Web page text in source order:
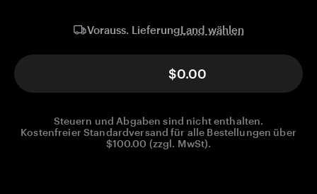
Vorauss. LieferungLand wählen
$0.00
Steuern und Abgaben sind nicht enthalten.
Kostenfreier Standardversand für alle Bestellungen über
$100.00 (zzgl. MwSt).